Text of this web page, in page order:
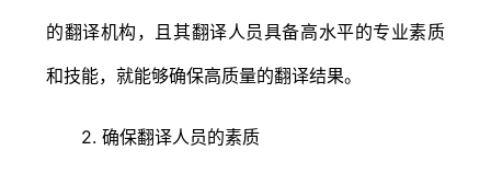
的翻译机构，且其翻译人员具备高水平的专业素质
和技能，就能够确保高质量的翻译结果。
2. 确保翻译人员的素质